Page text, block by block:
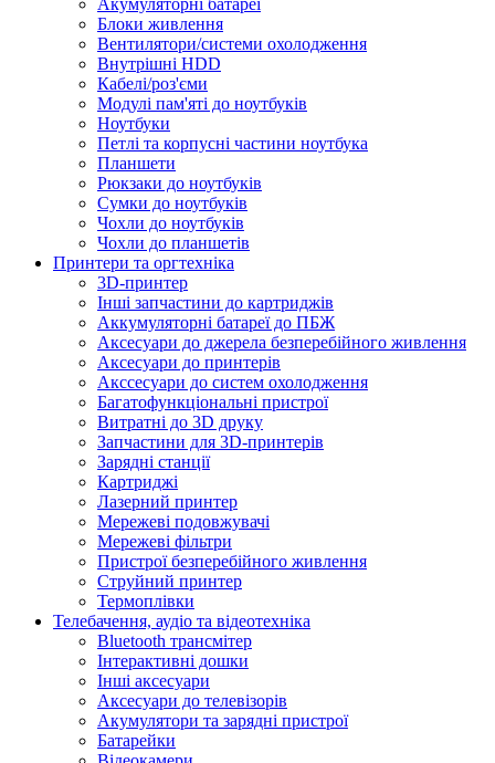
Акумуляторні батареї
Блоки живлення
Вентилятори/системи охолодження
Внутрішні HDD
Кабелі/роз'єми
Модулі пам'яті до ноутбуків
Ноутбуки
Петлі та корпусні частини ноутбука
Планшети
Рюкзаки до ноутбуків
Сумки до ноутбуків
Чохли до ноутбуків
Чохли до планшетів
Принтери та оргтехніка
3D-принтер
Інші запчастини до картриджів
Аккумуляторні батареї до ПБЖ
Аксесуари до джерела безперебійного живлення
Аксесуари до принтерів
Акссесуари до систем охолодження
Багатофункціональні пристрої
Витратні до 3D друку
Запчастини для 3D-принтерів
Зарядні станції
Картриджі
Лазерний принтер
Мережеві подовжувачі
Мережеві фільтри
Пристрої безперебійного живлення
Струйний принтер
Термоплівки
Телебачення, аудіо та відеотехніка
Bluetooth трансмітер
Інтерактивні дошки
Інші аксесуари
Аксесуари до телевізорів
Акумулятори та зарядні пристрої
Батарейки